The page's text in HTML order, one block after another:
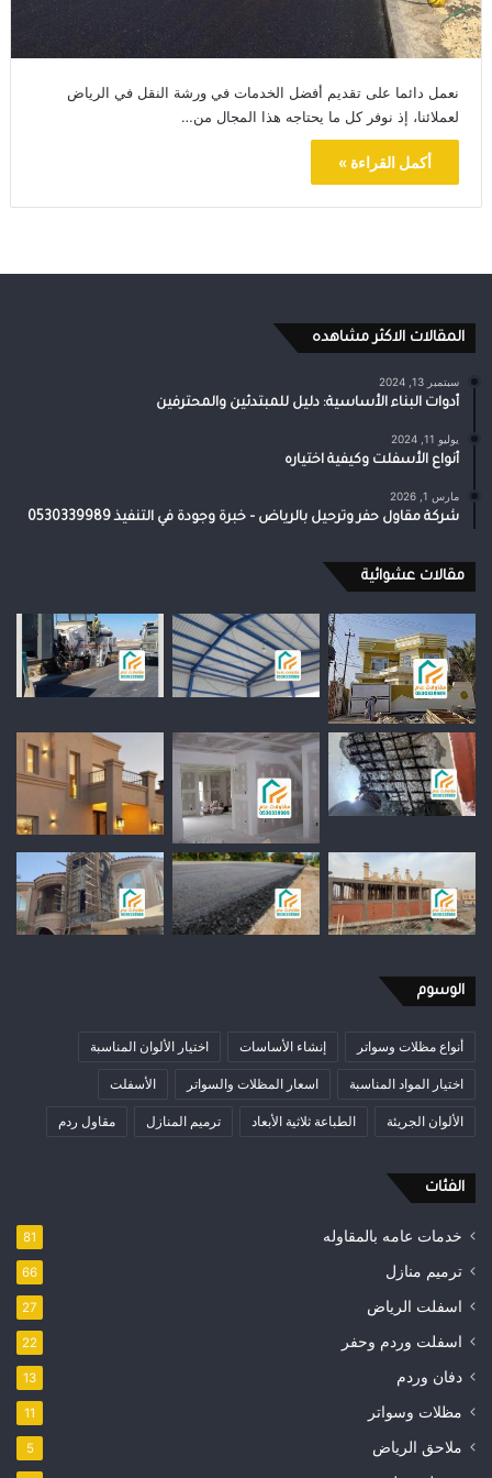
نعمل دائما على تقديم أفضل الخدمات في ورشة النقل في الرياض
لعملائنا، إذ نوفر كل ما يحتاجه هذا المجال من…
أكمل القراءة »
المقالات الاكثر مشاهده
سبتمبر 13, 2024
أدوات البناء الأساسية: دليل للمبتدئين والمحترفين
يوليو 11, 2024
أنواع الأسفلت وكيفية اختياره
مارس 1, 2026
شركة مقاول حفر وترحيل بالرياض – خبرة وجودة في التنفيذ 0530339989
مقالات عشوائية
الوسوم
أنواع مظلات وسواتر إنشاء الأساسات اختيار الألوان المناسبة
اختيار المواد المناسبة اسعار المظلات والسواتر الأسفلت
الألوان الجريئة الطباعة ثلاثية الأبعاد ترميم المنازل مقاول ردم
الفئات
خدمات عامه بالمقاوله 81
ترميم منازل 66
اسفلت الرياض 27
اسفلت وردم وحفر 22
دفان وردم 13
مظلات وسواتر 11
ملاحق الرياض 5